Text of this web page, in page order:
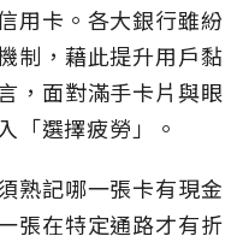
用卡。各大銀行雖紛
制，藉此提升用戶黏
，面對滿手卡片與眼
「選擇疲勞」。
熟記哪一張卡有現金
張在特定通路才有折